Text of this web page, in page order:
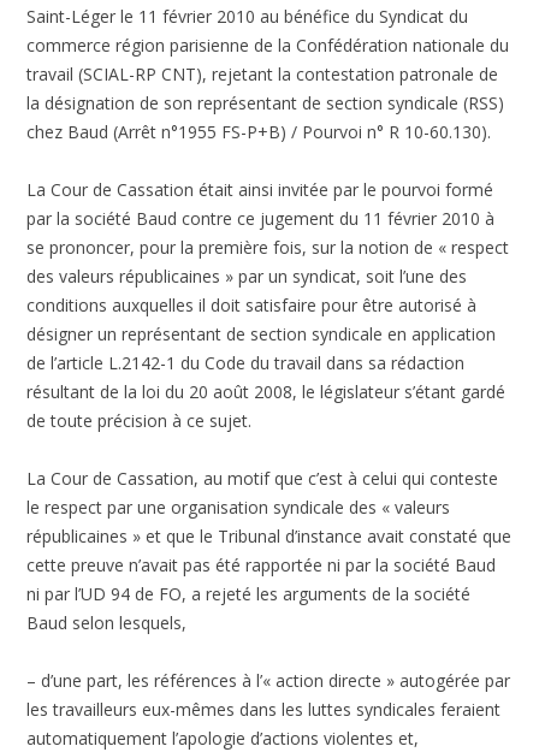
Saint-Léger le 11 février 2010 au bénéfice du Syndicat du
commerce région parisienne de la Confédération nationale du
travail (SCIAL-RP CNT), rejetant la contestation patronale de
la désignation de son représentant de section syndicale (RSS)
chez Baud (Arrêt n°1955 FS-P+B) / Pourvoi n° R 10-60.130).
La Cour de Cassation était ainsi invitée par le pourvoi formé
par la société Baud contre ce jugement du 11 février 2010 à
se prononcer, pour la première fois, sur la notion de « respect
des valeurs républicaines » par un syndicat, soit l’une des
conditions auxquelles il doit satisfaire pour être autorisé à
désigner un représentant de section syndicale en application
de l’article L.2142-1 du Code du travail dans sa rédaction
résultant de la loi du 20 août 2008, le législateur s’étant gardé
de toute précision à ce sujet.
La Cour de Cassation, au motif que c’est à celui qui conteste
le respect par une organisation syndicale des « valeurs
républicaines » et que le Tribunal d’instance avait constaté que
cette preuve n’avait pas été rapportée ni par la société Baud
ni par l’UD 94 de FO, a rejeté les arguments de la société
Baud selon lesquels,
– d’une part, les références à l’« action directe » autogérée par
les travailleurs eux-mêmes dans les luttes syndicales feraient
automatiquement l’apologie d’actions violentes et,